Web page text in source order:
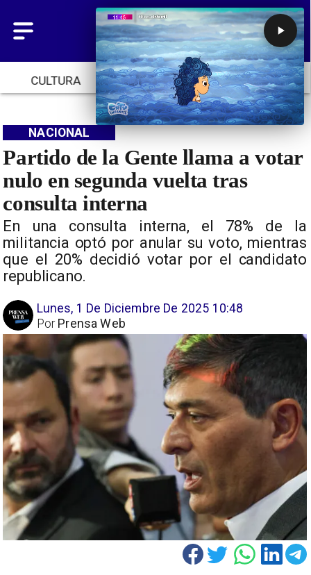
CULTURA TENDENCIAS INICIO
Partido de la Gente llama a votar
nulo en segunda vuelta tras
consulta interna
En una consulta interna, el 78% de la
militancia optó por anular su voto, mientras
que el 20% decidió votar por el candidato
republicano.
NACIONAL
Lunes, 1 De Diciembre De 2025 10:48
Prensa Web
Por